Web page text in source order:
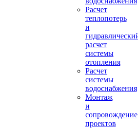
Расчет
теплопотерь
и
расчет
системы
отопления
Расчет
системы
водоснабжения
Монтаж
и
сопровождение
проектов